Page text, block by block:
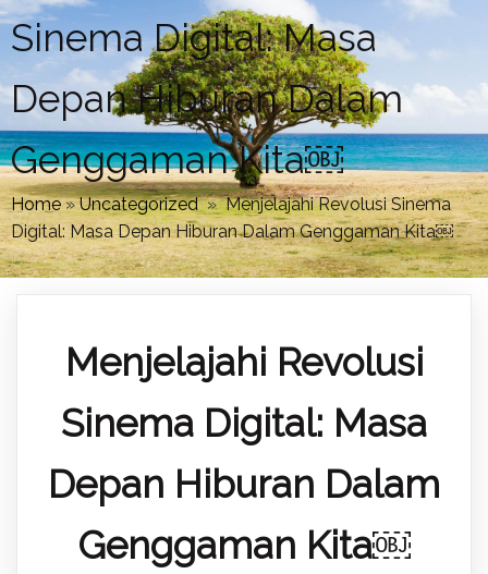
Sinema Digital: Masa
Depan Hiburan Dalam
Genggaman Kita￼
Home»Uncategorized » Menjelajahi Revolusi Sinema
Digital: Masa Depan Hiburan Dalam Genggaman Kita￼
Menjelajahi Revolusi
Sinema Digital: Masa
Depan Hiburan Dalam
Genggaman Kita￼